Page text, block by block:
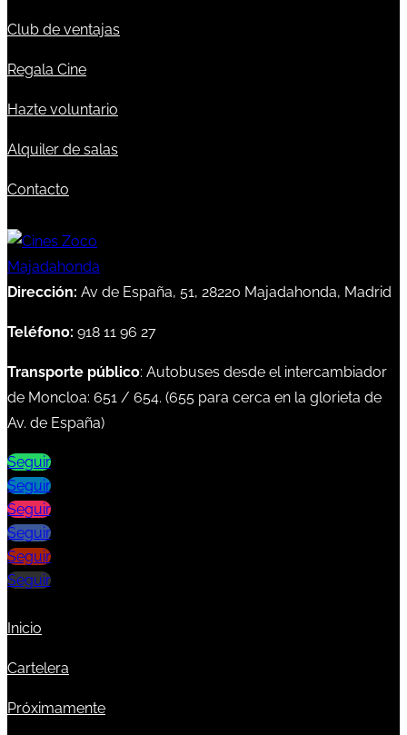
Club de ventajas
Regala Cine
Hazte voluntario
Alquiler de salas
Contacto
Dirección: Av de España, 51, 28220 Majadahonda, Madrid
Teléfono: 918 11 96 27
Transporte público: Autobuses desde el intercambiador
de Moncloa: 651 / 654. (655 para cerca en la glorieta de
Av. de España)
Seguir
Seguir
Seguir
Seguir
Seguir
Seguir
Inicio
Cartelera
Próximamente